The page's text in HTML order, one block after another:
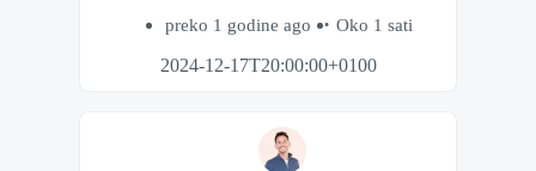
preko 1 godine ago
Oko 1 sati
2024-12-17T20:00:00+0100